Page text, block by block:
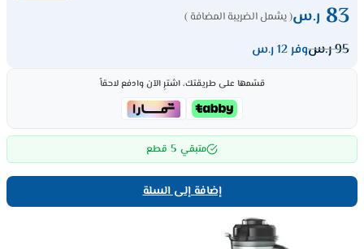
83 ر.س( يشمل الضريبة المضافة )
95ر.سوفر 12 ر.س
قسّمها على طريقتك، اشترِ الآن وادفع لاحقاً
متبقي 5 قطع
إضافة إلى السلة